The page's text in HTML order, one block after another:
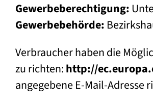
Gewerbeberechtigung:
Gewerbebehörde:
Verbraucher haben die
zu richten:http://
angegebene E-Mail-Adresse